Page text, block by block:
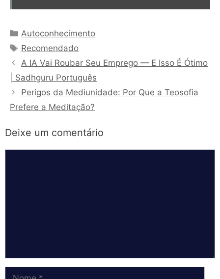
Categorias
Autoconhecimento
Tags
Recomendado
A IA Vai Roubar Seu Emprego — E Isso É Ótimo
| Sadhguru Português
Perigos da Mediunidade: Por Que a Teosofia
Prefere a Meditação?
Deixe um comentário
Nome